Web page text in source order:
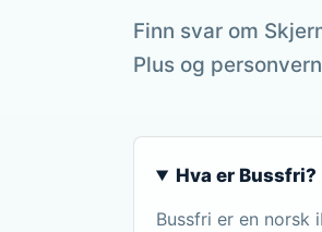
Finn svar om
Plus og
Hva er Bussfri?
Bussfri er en norsk